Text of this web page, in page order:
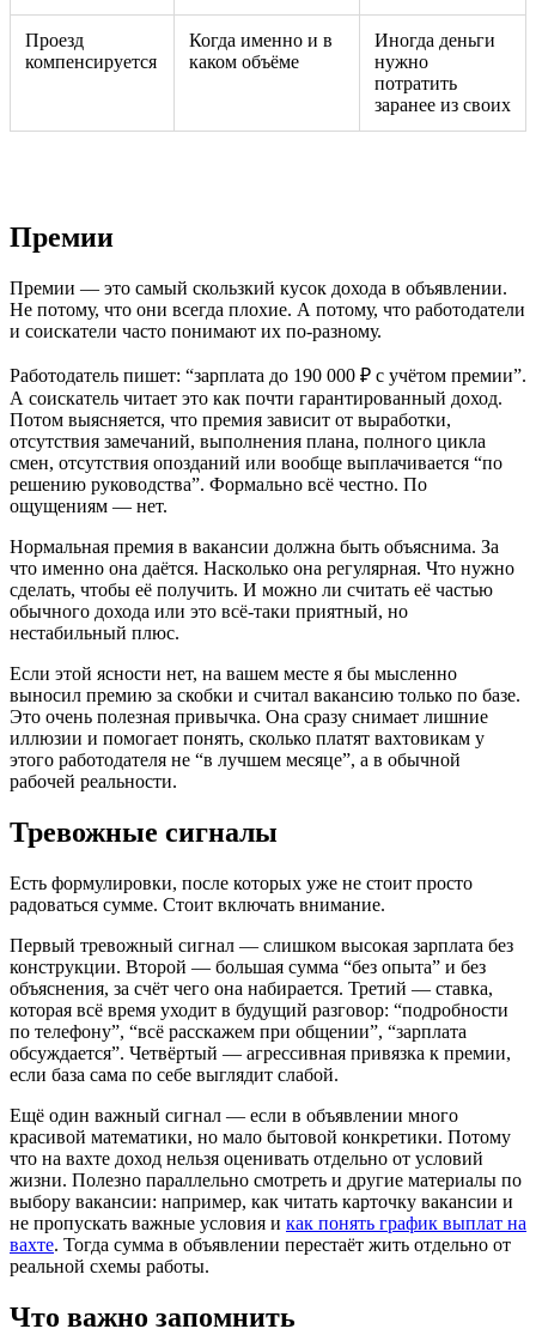
Проезд
компенсируется
Когда именно и в
каком объёме
Иногда деньги
нужно
потратить
заранее из своих
Премии
Премии — это самый скользкий кусок дохода в объявлении.
Не потому, что они всегда плохие. А потому, что работодатели
и соискатели часто понимают их по-разному.
Работодатель пишет: “зарплата до 190 000 ₽ с учётом премии”.
А соискатель читает это как почти гарантированный доход.
Потом выясняется, что премия зависит от выработки,
отсутствия замечаний, выполнения плана, полного цикла
смен, отсутствия опозданий или вообще выплачивается “по
решению руководства”. Формально всё честно. По
ощущениям — нет.
Нормальная премия в вакансии должна быть объяснима. За
что именно она даётся. Насколько она регулярная. Что нужно
сделать, чтобы её получить. И можно ли считать её частью
обычного дохода или это всё-таки приятный, но
нестабильный плюс.
Если этой ясности нет, на вашем месте я бы мысленно
выносил премию за скобки и считал вакансию только по базе.
Это очень полезная привычка. Она сразу снимает лишние
иллюзии и помогает понять, сколько платят вахтовикам у
этого работодателя не “в лучшем месяце”, а в обычной
рабочей реальности.
Тревожные сигналы
Есть формулировки, после которых уже не стоит просто
радоваться сумме. Стоит включать внимание.
Первый тревожный сигнал — слишком высокая зарплата без
конструкции. Второй — большая сумма “без опыта” и без
объяснения, за счёт чего она набирается. Третий — ставка,
которая всё время уходит в будущий разговор: “подробности
по телефону”, “всё расскажем при общении”, “зарплата
обсуждается”. Четвёртый — агрессивная привязка к премии,
если база сама по себе выглядит слабой.
Ещё один важный сигнал — если в объявлении много
красивой математики, но мало бытовой конкретики. Потому
что на вахте доход нельзя оценивать отдельно от условий
жизни. Полезно параллельно смотреть и другие материалы по
выбору вакансии: например, как читать карточку вакансии и
не пропускать важные условия и как понять график выплат на
вахте. Тогда сумма в объявлении перестаёт жить отдельно от
реальной схемы работы.
Что важно запомнить